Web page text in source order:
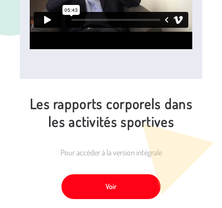
Les rapports corporels dans
les activités sportives
Pour accéder à la version intégrale
Voir